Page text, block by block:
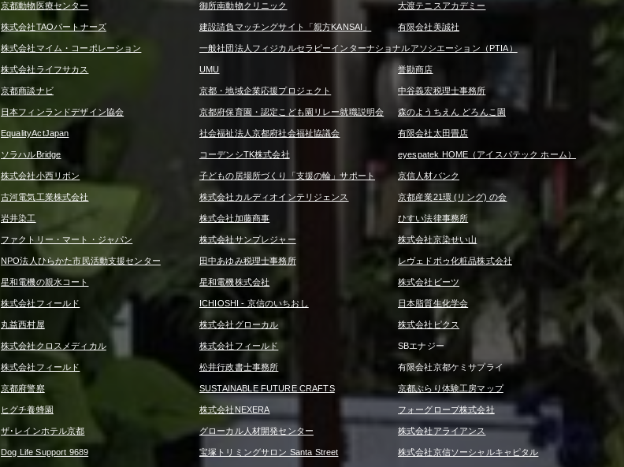
京都動物医療センター 御所南動物クリニック 大渡テニスアカデミー
株式会社TAOパートナーズ 建設請負マッチングサイト「親方KANSAI」 有限会社美誠社
株式会社マイム・コーポレーション 一般社団法人フィジカルセラピーインターナショナルアソシエーション（PTIA）
株式会社ライフサカス UMU 誉勘商店
京都商談ナビ 京都・地域企業応援プロジェクト 中谷義宏税理士事務所
日本フィンランドデザイン協会 京都府保育園・認定こども園リレー就職説明会 森のようちえん どろんこ園
EqualityActJapan 社会福祉法人京都府社会福祉協議会 有限会社太田畳店
ソラハルBridge コーデンシTK株式会社 eyespatek HOME（アイスパテック ホーム）
株式会社小西リボン 子どもの居場所づくり「支援の輪」サポート 京信人材バンク
古河電気工業株式会社 株式会社カルディオインテリジェンス 京都産業21環 (リング) の会
岩井染工 株式会社加藤商事 ひすい法律事務所
ファクトリー・マート・ジャパン 株式会社サンプレジャー 株式会社京染せい山
NPO法人ひらかた市民活動支援センター 田中あゆみ税理士事務所 レヴェドボゥ化粧品株式会社
星和電機の親水コート 星和電機株式会社 株式会社ビーツ
株式会社フィールド ICHIOSHI - 京信のいちおし 日本脂質生化学会
丸益西村屋 株式会社グローカル 株式会社ピクス
株式会社クロスメディカル 株式会社フィールド SBエナジー
株式会社フィールド 松井行政書士事務所 有限会社京都ケミサプライ
京都府警察 SUSTAINABLE FUTURE CRAFTS 京都ぶらり体験工房マップ
ヒグチ養蜂園 株式会社NEXERA フォーグローブ株式会社
ザ･レインホテル京都 グローカル人材開発センター 株式会社アライアンス
Dog Life Support 9689 宝塚トリミングサロン Santa Street 株式会社京信ソーシャルキャピタル